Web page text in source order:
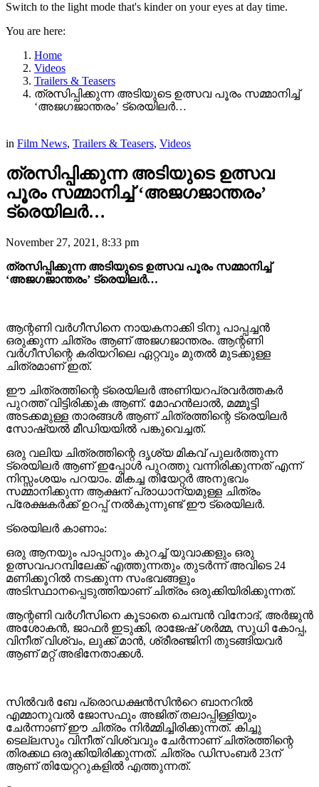
Switch to the light mode that's kinder on your eyes at day time.
You are here:
Home
Videos
Trailers & Teasers
ത്രസിപ്പിക്കുന്ന അടിയുടെ ഉത്സവ പൂരം സമ്മാനിച്ച്
‘അജഗജാന്തരം’ ട്രെയിലർ…
in Film News, Trailers & Teasers, Videos
ത്രസിപ്പിക്കുന്ന അടിയുടെ ഉത്സവ
പൂരം സമ്മാനിച്ച് ‘അജഗജാന്തരം’
ട്രെയിലർ…
November 27, 2021, 8:33 pm
ത്രസിപ്പിക്കുന്ന അടിയുടെ ഉത്സവ പൂരം സമ്മാനിച്ച്
‘അജഗജാന്തരം’ ട്രെയിലർ…
ആന്റണി വർഗീസിനെ നായകനാക്കി ടിനു പാപ്പച്ചൻ
ഒരുക്കുന്ന ചിത്രം ആണ് അജഗജാന്തരം. ആന്റണി
വർഗീസിന്റെ കരിയറിലെ ഏറ്റവും മുതൽ മുടക്കുള്ള
ചിത്രമാണ് ഇത്.
ഈ ചിത്രത്തിന്റെ ട്രെയിലർ അണിയറപ്രവർത്തകർ
പുറത്ത് വിട്ടിരിക്കുക ആണ്. മോഹൻലാൽ, മമ്മൂട്ടി
അടക്കമുള്ള താരങ്ങൾ ആണ് ചിത്രത്തിന്റെ ട്രെയിലർ
സോഷ്യൽ മീഡിയയിൽ പങ്കുവെച്ചത്.
ഒരു വലിയ ചിത്രത്തിന്റെ ദൃശ്യ മികവ് പുലർത്തുന്ന
ട്രെയിലർ ആണ് ഇപ്പോൾ പുറത്തു വന്നിരിക്കുന്നത് എന്ന്
നിസ്സംശയം പറയാം. മികച്ച തിയേറ്റർ അനുഭവം
സമ്മാനിക്കുന്ന ആക്ഷന് പ്രാധാന്യമുള്ള ചിത്രം
പ്രേക്ഷകർക്ക് ഉറപ്പ് നൽകുന്നുണ്ട് ഈ ട്രെയിലർ.
ട്രെയിലർ കാണാം:
ഒരു ആനയും പാപ്പാനും കുറച്ച് യുവാക്കളും ഒരു
ഉത്സവപറമ്പിലേക്ക് എത്തുന്നതും തുടർന്ന് അവിടെ 24
മണിക്കൂറിൽ നടക്കുന്ന സംഭവങ്ങളും
അടിസ്ഥാനപ്പെടുത്തിയാണ് ചിത്രം ഒരുക്കിയിരിക്കുന്നത്.
ആന്റണി വർഗീസിനെ കൂടാതെ ചെമ്പൻ വിനോദ്, അർജുൻ
അശോകൻ, ജാഫർ ഇടുക്കി, രാജേഷ് ശർമ്മ, സുധി കോപ്പ,
വിനീത് വിശ്വം, ലുക്ക് മാൻ, ശ്രീരഞ്ജിനി തുടങ്ങിയവർ
ആണ് മറ്റ് അഭിനേതാക്കൾ.
സിൽവർ ബേ പ്രൊഡക്ഷൻസിന്‍റെ ബാനറിൽ
എമ്മാനുവൽ ജോസഫും അജിത് തലാപ്പിള്ളിയും
ചേർന്നാണ് ഈ ചിത്രം നിർമ്മിച്ചിരിക്കുന്നത്. കിച്ചു
ടെല്ലസും വിനീത് വിശ്വവും ചേർന്നാണ് ചിത്രത്തിന്റെ
തിരക്കഥ ഒരുക്കിയിരിക്കുന്നത്. ചിത്രം ഡിസംബർ 23ന്
ആണ് തിയേറ്ററുകളിൽ എത്തുന്നത്.